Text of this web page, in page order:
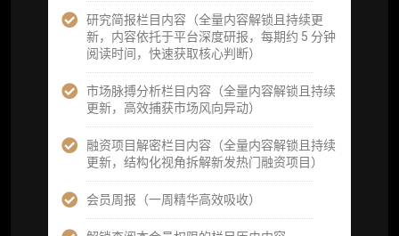
研究简报栏目内容（全量内容解锁且持续更
新，内容依托于平台深度研报，每期约 5 分钟
阅读时间，快速获取核心判断）
市场脉搏分析栏目内容（全量内容解锁且持续
更新，高效捕获市场风向异动）
融资项目解密栏目内容（全量内容解锁且持续
更新，结构化视角拆解新发热门融资项目）
会员周报（一周精华高效吸收）
每日内参消息推送
研究方向沟通与反馈
定制化研究报告折扣（9.5 折）
立即开通